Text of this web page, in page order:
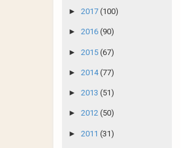
► 2017 (100)
► 2016 (90)
► 2015 (67)
► 2014(77)
► 2013 (51)
► 2012 (50)
► 2011 (31)